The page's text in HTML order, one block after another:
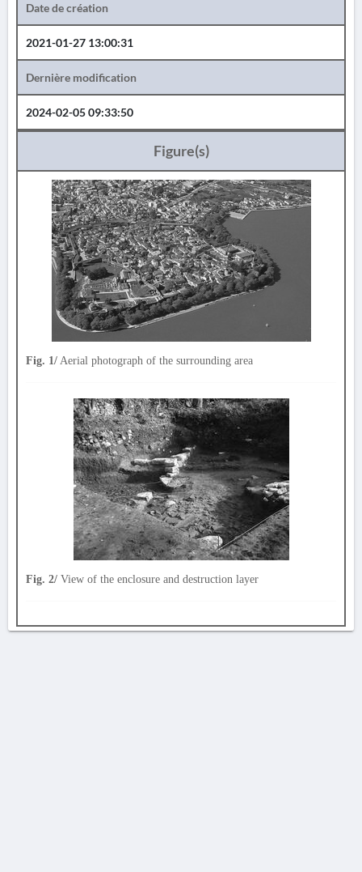
Date de création
2021-01-27 13:00:31
Dernière modification
2024-02-05 09:33:50
Figure(s)
Fig. 1/ Aerial photograph of the surrounding area
Fig. 2/ View of the enclosure and destruction layer